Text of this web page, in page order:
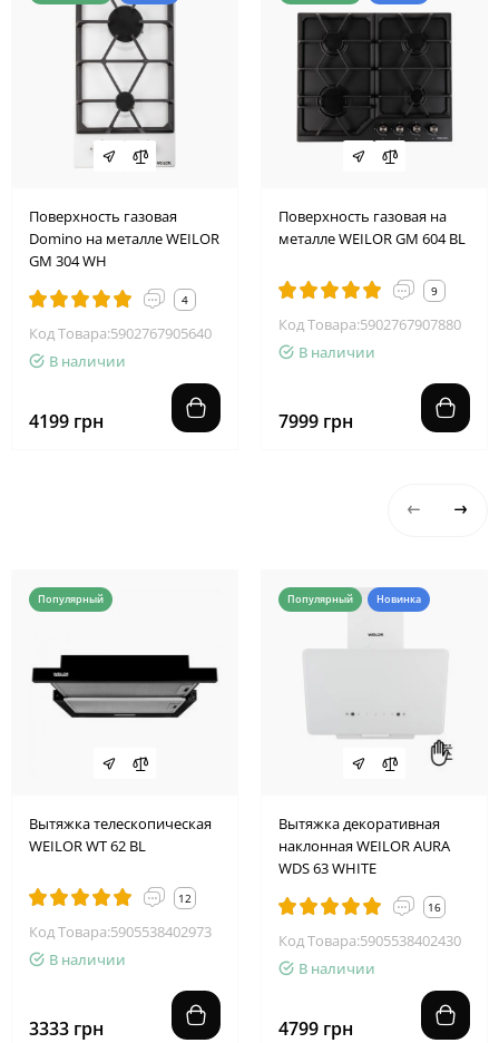
Поверхность газовая
Domino на металле WEILOR
GM 304 WH
4
Код Товара:5902767905640
В наличии
4199 грн
Поверхность газовая на
металле WEILOR GM 604 BL
9
Код Товара:5902767907880
В наличии
7999 грн
Популярный
Вытяжка телескопическая
WEILOR WT 62 BL
12
Код Товара:5905538402973
В наличии
3333 грн
Популярный Новинка
Вытяжка декоративная
наклонная WEILOR AURA
WDS 63 WHITE
16
Код Товара:5905538402430
В наличии
4799 грн